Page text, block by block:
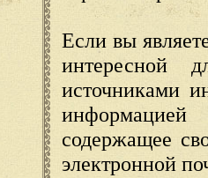
Если вы
интересной
источниками
содержащее
электронной